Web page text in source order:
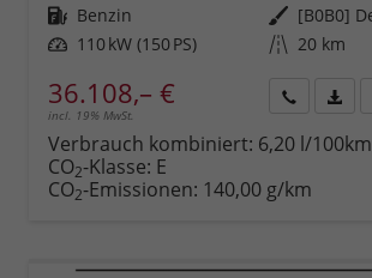
Kraftstoff Benzin Außenfarbe
Leistung 110 kW (150 PS) Kilometerstand 20 km
36.108,– €
incl. 19% MwSt.
anfordern
Datei,
Verbrauch kombiniert: 6,20 l/100km
CO2-Klasse: E
CO2-Emissionen: 140,00 g/km